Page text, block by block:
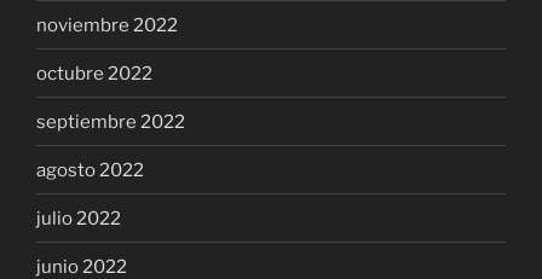
noviembre 2022
octubre 2022
septiembre 2022
agosto 2022
julio 2022
junio 2022